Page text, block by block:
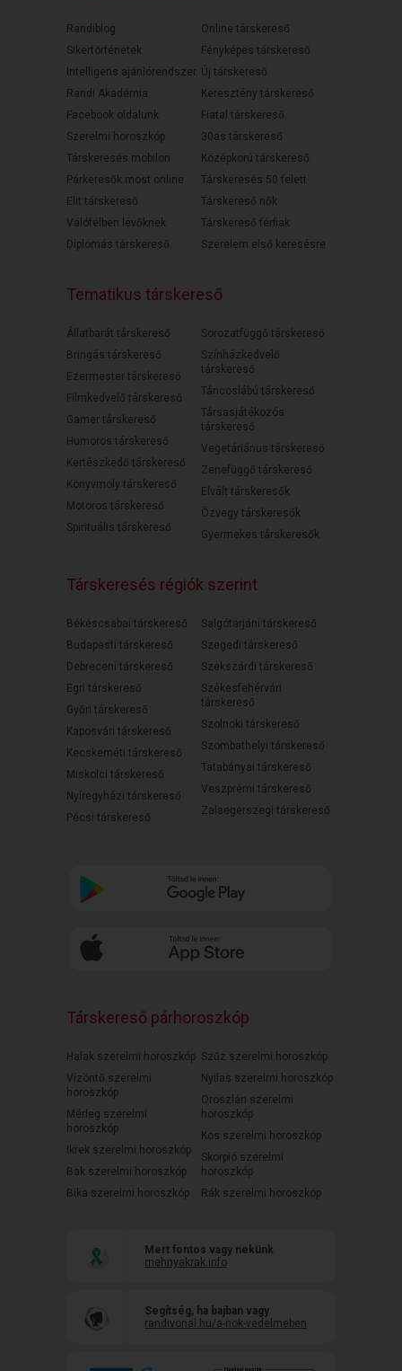
Randiblog
Sikertörténetek
Intelligens ajánlórendszer
Randi Akadémia
Facebook oldalunk
Szerelmi horoszkóp
Társkeresés mobilon
Párkeresők most online
Elit társkereső
Válófélben lévőknek
Diplomás társkereső
Online társkereső
Fényképes társkereső
Új társkereső
Keresztény társkereső
Fiatal társkereső
30as társkereső
Középkorú társkereső
Társkeresés 50 felett
Társkereső nők
Társkereső férfiak
Szerelem első keresésre
Tematikus társkereső
Állatbarát társkereső
Bringás társkereső
Ezermester társkereső
Filmkedvelő társkereső
Gamer társkereső
Humoros társkereső
Kertészkedő társkereső
Könyvmoly társkereső
Motoros társkereső
Spirituális társkereső
Sorozatfüggő társkereső
Színházkedvelő
társkereső
Táncoslábú társkereső
Társasjátékozós
társkereső
Vegetáriánus társkereső
Zenefüggő társkereső
Elvált társkeresők
Özvegy társkeresők
Gyermekes társkeresők
Társkeresés régiók szerint
Békéscsabai társkereső
Budapesti társkereső
Debreceni társkereső
Egri társkereső
Győri társkereső
Kaposvári társkereső
Kecskeméti társkereső
Miskolci társkereső
Nyíregyházi társkereső
Pécsi társkereső
Salgótarjáni társkereső
Szegedi társkereső
Szekszárdi társkereső
Székesfehérvári
társkereső
Szolnoki társkereső
Szombathelyi társkereső
Tatabányai társkereső
Veszprémi társkereső
Zalaegerszegi társkereső
Társkereső párhoroszkóp
Halak szerelmi horoszkóp
Vízöntő szerelmi
horoszkóp
Mérleg szerelmi
horoszkóp
Ikrek szerelmi horoszkóp
Bak szerelmi horoszkóp
Bika szerelmi horoszkóp
Szűz szerelmi horoszkóp
Nyilas szerelmi horoszkóp
Oroszlán szerelmi
horoszkóp
Kos szerelmi horoszkóp
Skorpió szerelmi
horoszkóp
Rák szerelmi horoszkóp
Mert fontos vagy nekünk
mehnyakrak.info
Segítség, ha bajban vagy
randivonal.hu/a-nok-vedelmeben